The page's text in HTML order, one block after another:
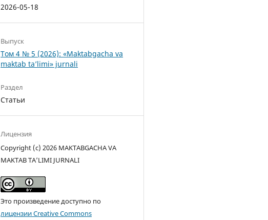
2026-05-18
Выпуск
Том 4 № 5 (2026): «Maktabgacha va
maktab ta’limi» jurnali
Раздел
Статьи
Лицензия
Copyright (c) 2026 MAKTABGACHA VA
MAKTAB TA’LIMI JURNALI
Это произведение доступно по
лицензии Creative Commons